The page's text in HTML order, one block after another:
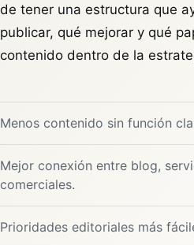
de tener una estructura que
publicar, qué mejorar y qué
contenido dentro de la
Menos contenido sin función
Mejor conexión entre blog,
comerciales.
Prioridades editoriales más